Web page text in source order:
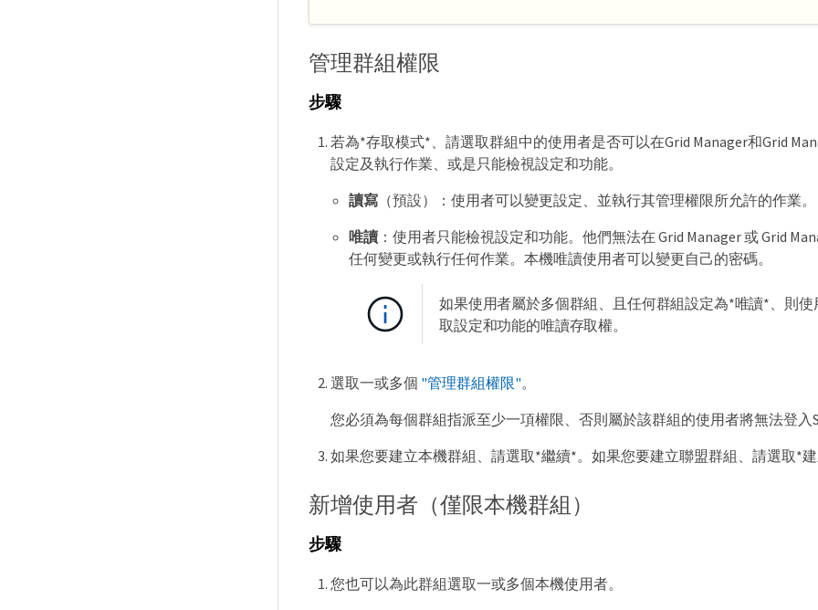
管理群組權限
步驟
若為*存取模式*、請選取群組中的使用者是否可以在Grid Manager和Grid
設定及執行作業、或是只能檢視設定和功能。
讀寫（預設）：使用者可以變更設定、並執行其管理權限所允許的作業。
唯讀：使用者只能檢視設定和功能。他們無法在 Grid Manager 或 Grid
任何變更或執行任何作業。本機唯讀使用者可以變更自己的密碼。
如果使用者屬於多個群組、且任何群組設定為*唯讀*、則
取設定和功能的唯讀存取權。
選取一或多個 "管理群組權限"。
您必須為每個群組指派至少一項權限、否則屬於該群組的使用者將無法登入
如果您要建立本機群組、請選取*繼續*。如果您要建立聯盟群組、請選取*
新增使用者（僅限本機群組）
步驟
您也可以為此群組選取一或多個本機使用者。